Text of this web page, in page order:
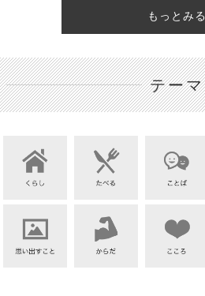
もっとみる
テーマ